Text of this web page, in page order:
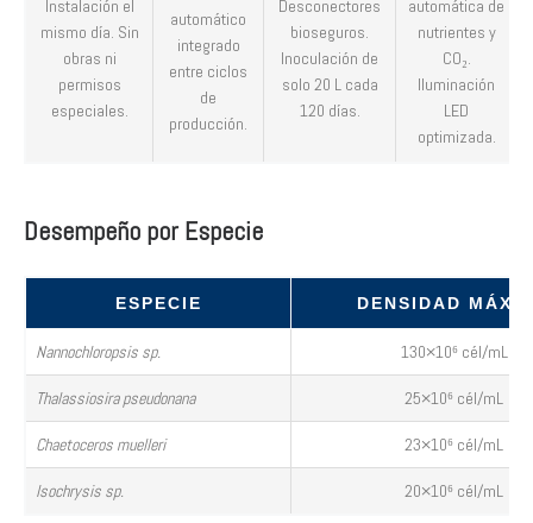
Instalación el
mismo día. Sin
obras ni
permisos
especiales.
automático
integrado
entre ciclos
de
producción.
Desconectores
bioseguros.
Inoculación de
solo 20 L cada
120 días.
automática de
nutrientes y
CO₂.
Iluminación
LED
optimizada.
Desempeño por Especie
ESPECIE DENSIDAD
Nannochloropsis sp. 130×10⁶ cél/mL
Thalassiosira pseudonana 25×10⁶ cél/mL
Chaetoceros muelleri 23×10⁶ cél/mL
Isochrysis sp. 20×10⁶ cél/mL